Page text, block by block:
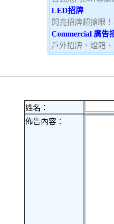
LED招牌
閃亮招牌超搶眼
Commercial 廣告
戶外招牌、燈箱
姓名：
佈告內容：